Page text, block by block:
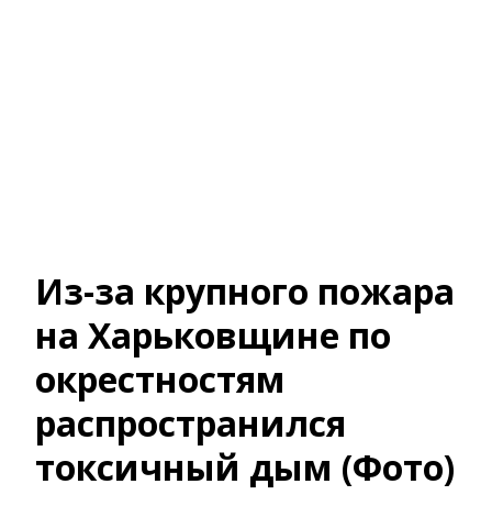
Из-за крупного пожара
на Харьковщине по
окрестностям
распространился
токсичный дым (Фото)